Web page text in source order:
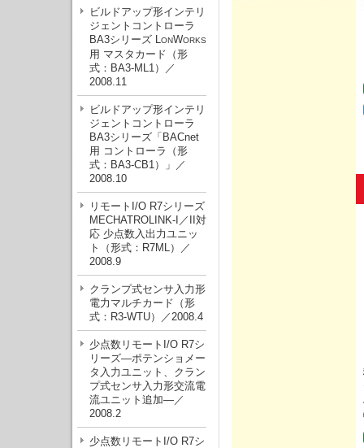
ビルドアップ形インテリ
ジェントコントローラ
BA3シリーズ LONWORKS
用 マスタカード（形
式：BA3-ML1）／
2008.11
ビルドアップ形インテリ
ジェントコントローラ
BA3シリーズ「BACnet
用 コントローラ（形
式：BA3-CB1）」／
2008.10
リモートI/O R7シリーズ
MECHATROLINK-I／II対
応 少点数入出力ユニッ
ト（形式：R7ML）／
2008.9
クランプ式センサ入力形
電力マルチカード（形
式：R3-WTU）／2008.4
少点数リモートI/O R7シ
リーズ—ポテンショメー
タ入力ユニット、クラン
プ式センサ入力形交流電
流ユニット追加—／
2008.2
少点数リモートI/O R7シ